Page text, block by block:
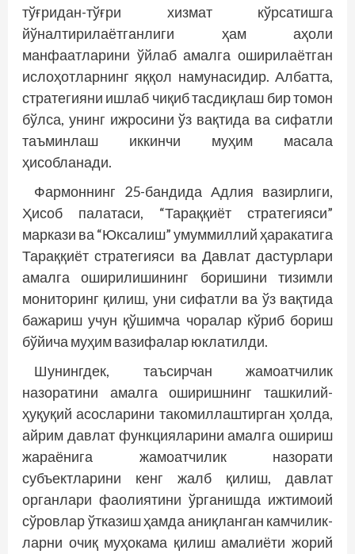
тўғридан-тўғри хизмат кўрсатишга
йўналтирилаётганлиги ҳам аҳоли
манфаатларини ўйлаб амалга оширилаётган
ислоҳотларнинг яққол намуна­сидир. Албатта,
стратегияни ишлаб чиқиб тасдиқлаш бир томон
бўлса, унинг ижросини ўз вақтида ва сифатли
таъминлаш иккинчи муҳим масала
ҳисобланади.
Фармоннинг 25-бандида Адлия вазирлиги,
Ҳисоб палатаси, “Тараққиёт стратегияси”
маркази ва “Юксалиш” умуммиллий ҳаракатига
Тараққиёт стратегияси ва Давлат дастурлари
амалга оширилишининг боришини тизимли
мониторинг қилиш, уни сифатли ва ўз вақтида
бажариш учун қўшимча чоралар кўриб бориш
бў­йича муҳим вазифалар юклатилди.
Шунингдек, таъсирчан жамоатчилик
назоратини амалга оширишнинг ташкилий-
ҳуқуқий асосларини такомиллаштирган ҳолда,
айрим давлат функцияларини амалга ошириш
жараёнига жамоатчилик назорати
субъектларини кенг жалб қилиш, давлат
органлари фаолиятини ўрганишда ижтимоий
сўровлар ўтказиш ҳамда аниқланган камчилик­
ларни очиқ муҳокама қилиш амалиёти жорий